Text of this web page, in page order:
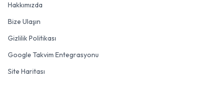
Hakkımızda
Bize Ulaşın
Gizlilik Politikası
Google Takvim Entegrasyonu
Site Haritası